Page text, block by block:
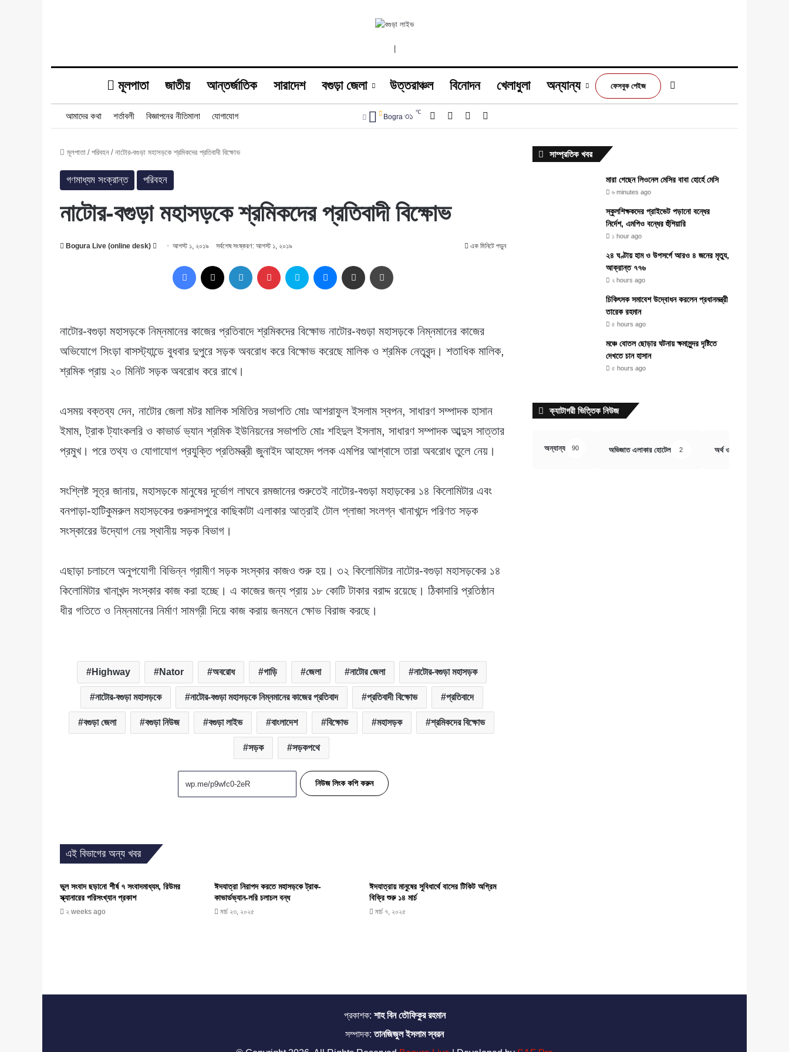
মূলপাতা জাতীয় আন্তর্জাতিক সারাদেশ বগুড়া জেলা উত্তরাঞ্চল বিনোদন খেলাধুলা অন্যান্য ফেসবুক পেইজ
আমাদের কথা শর্তাবলী বিজ্ঞাপনের নীতিমালা যোগাযোগ Bogra ৩১ ℃ Facebook YouTube
মূলপাতা / পরিবহন / নাটোর-বগুড়া মহাসড়কে শ্রমিকদের প্রতিবাদী বিক্ষোভ
গণমাধ্যম সংক্রান্ত পরিবহন
নাটোর-বগুড়া মহাসড়কে শ্রমিকদের প্রতিবাদী বিক্ষোভ
Bogura Live (online desk)
Followআগস্ট ১, ২০১৯ সর্বশেষ সংষ্করণ: আগস্ট ১, ২০১৯ এক মিনিটে পড়ুন
Facebook LinkedIn Pinterest Skype MessengerShare via Email
নাটোর-বগুড়া মহাসড়কে নিম্নমানের কাজের প্রতিবাদে শ্রমিকদের বিক্ষোভ নাটোর-বগুড়া মহাসড়কে নিম্নমানের কাজের
অভিযোগে সিংড়া বাসস্ট্যান্ডে বুধবার দুপুরে সড়ক অবরোধ করে বিক্ষোভ করেছে মালিক ও শ্রমিক নেতৃবৃন্দ। শতাধিক মালিক,
শ্রমিক প্রায় ২০ মিনিট সড়ক অবরোধ করে রাখে।
এসময় বক্তব্য দেন, নাটোর জেলা মটর মালিক সমিতির সভাপতি মোঃ আশরাফুল ইসলাম স্বপন, সাধারণ সম্পাদক হাসান
ইমাম, ট্রাক ট্যাংকলরি ও কাভার্ড ভ্যান শ্রমিক ইউনিয়নের সভাপতি মোঃ শহিদুল ইসলাম, সাধারণ সম্পাদক আব্দুস সাত্তার
প্রমুখ। পরে তথ্য ও যোগাযোগ প্রযুক্তি প্রতিমন্ত্রী জুনাইদ আহমেদ পলক এমপির আশ্বাসে তারা অবরোধ তুলে নেয়।
সংশ্লিষ্ট সূত্র জানায়, মহাসড়কে মানুষের দূর্ভোগ লাঘবে রমজানের শুরুতেই নাটোর-বগুড়া মহাড়কের ১৪ কিলোমিটার এবং
বনপাড়া-হাটিকুমরুল মহাসড়কের গুরুদাসপুরে কাছিকাটা এলাকার আত্রাই টোল প্লাজা সংলগ্ন খানাখন্দে পরিণত সড়ক
সংস্কারের উদ্যোগ নেয় স্থানীয় সড়ক বিভাগ।
এছাড়া চলাচলে অনুপযোগী বিভিন্ন গ্রামীণ সড়ক সংস্কার কাজও শুরু হয়। ৩২ কিলোমিটার নাটোর-বগুড়া মহাসড়কের ১৪
কিলোমিটার খানাখন্দ সংস্কার কাজ করা হচ্ছে। এ কাজের জন্য প্রায় ১৮ কোটি টাকার বরাদ্দ রয়েছে। ঠিকাদারি প্রতিষ্ঠান
ধীর গতিতে ও নিম্নমানের নির্মাণ সামগ্রী দিয়ে কাজ করায় জনমনে ক্ষোভ বিরাজ করছে।
Highway Nator অবরোধ গাড়ি জেলা নাটোর জেলা নাটোর-বগুড়া মহাসড়ক
নাটোর-বগুড়া মহাসড়কে নাটোর-বগুড়া মহাসড়কে নিম্নমানের কাজের প্রতিবাদ প্রতিবাদী বিক্ষোভ প্রতিবাদে
বগুড়া জেলা বগুড়া নিউজ বগুড়া লাইভ বাংলাদেশ বিক্ষোভ মহাসড়ক শ্রমিকদের বিক্ষোভ
সড়ক সড়কপথে
নিউজ লিংক কপি করুন
এই বিভাগের অন্য খবর
ভুল সংবাদ ছড়ানো শীর্ষ ৭ সংবাদমাধ্যম, রিউমর
স্ক্যানারের পরিসংখ্যান প্রকাশ
২ weeks ago
ঈদযাত্রা নিরাপদ করতে মহাসড়কে ট্রাক-
কাভার্ডভ্যান-লরি চলাচল বন্ধ
মার্চ ২৩, ২০২৫
ঈদযাত্রায় মানুষের সুবিধার্থে বাসের টিকিট অগ্রিম
বিক্রি শুরু ১৪ মার্চ
মার্চ ৭, ২০২৫
সাম্প্রতিক খবর
মারা গেছেন লিওনেল মেসির বাবা হোর্হে মেসি
৬ minutes ago
স্কুলশিক্ষকদের প্রাইভেট পড়ানো বন্ধের
নির্দেশ, এমপিও বন্ধের হুঁশিয়ারি
১ hour ago
২৪ ঘণ্টায় হাম ও উপসর্গে আরও ৪ জনের মৃত্যু,
আক্রান্ত ৭৭৬
২ hours ago
চিকিৎসক সমাবেশ উদ্বোধন করলেন প্রধানমন্ত্রী
তারেক রহমান
৫ hours ago
মঞ্চে বোতল ছোড়ার ঘটনায় ক্ষমাসুন্দর দৃষ্টিতে
দেখতে চান হাসান
৫ hours ago
ক্যাটাগরী ভিত্তিক নিউজ
অন্যান্য 90 অভিজাত এলাকার হোটেল 2 অর্থ ও বানিজ্য
প্রকাশক: শাহ বিন তৌফিকুর রহমান
সম্পাদক:তানজিজুল ইসলাম স্বরন